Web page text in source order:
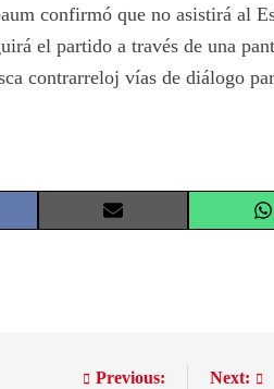
confirmó que no asistirá al
el partido a través de una
contrarreloj vías de diálogo
Share
Previous: Next: